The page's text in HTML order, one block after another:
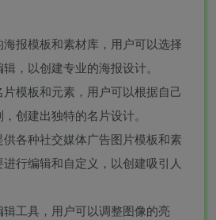
报模板和素材库，用户可以选择
，以创建专业的海报设计。
模板和元素，用户可以根据自己
创建出独特的名片设计。
各种社交媒体广告图片模板和素
行编辑和自定义，以创建吸引人
工具，用户可以调整图像的亮